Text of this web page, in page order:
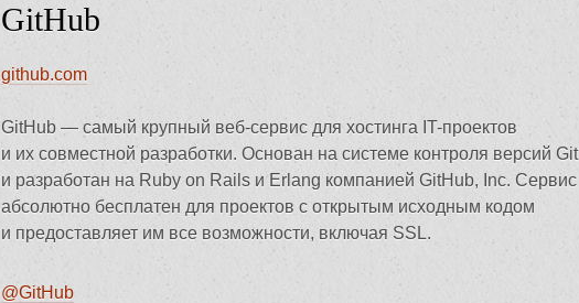
GitHub
github.com
GitHub — самый крупный веб-сервис для хостинга IT-проектов
и их совместной разработки. Основан на системе контроля версий Git
и разработан на Ruby on Rails и Erlang компанией GitHub, Inc. Сервис
абсолютно бесплатен для проектов с открытым исходным кодом
и предоставляет им все возможности, включая SSL.
@GitHub